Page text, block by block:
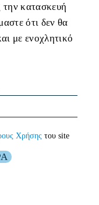
κατασκευή
ότι δεν θα
με ενοχλητικό
Χρήσης του site